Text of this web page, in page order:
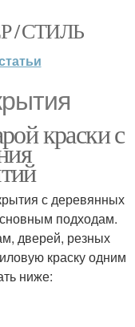
/ СТИЛЬ
краски с
с деревянных
подходам.
дверей, резных
краску одним
ниже: